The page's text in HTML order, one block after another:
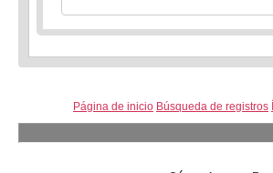
Página de inicio Búsqueda de registros